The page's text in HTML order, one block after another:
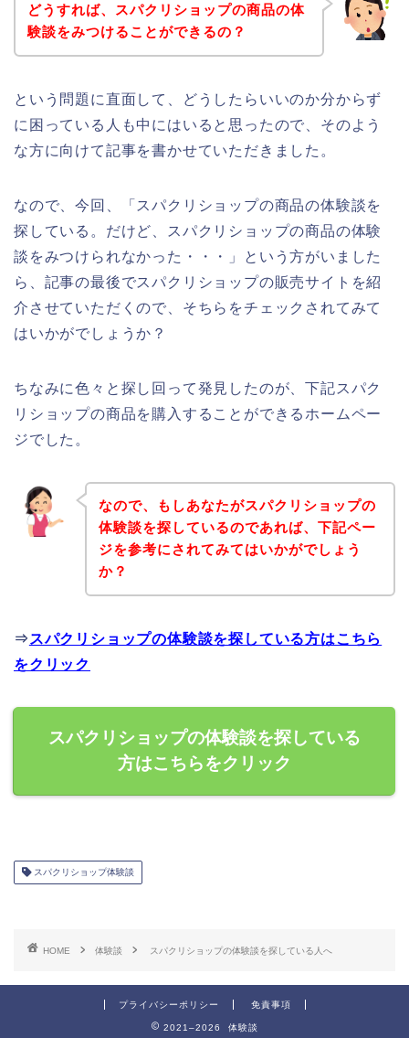
どうすれば、スパクリショップの商品の体
験談をみつけることができるの？
という問題に直面して、どうしたらいいのか分からず
に困っている人も中にはいると思ったので、そのよう
な方に向けて記事を書かせていただきました。
なので、今回、「スパクリショップの商品の体験談を
探している。だけど、スパクリショップの商品の体験
談をみつけられなかった・・・」という方がいました
ら、記事の最後でスパクリショップの販売サイトを紹
介させていただくので、そちらをチェックされてみて
はいかがでしょうか？
ちなみに色々と探し回って発見したのが、下記スパク
リショップの商品を購入することができるホームペー
ジでした。
なので、もしあなたがスパクリショップの
体験談を探しているのであれば、下記ペー
ジを参考にされてみてはいかがでしょう
か？
⇒ スパクリショップの体験談を探している方はこちら
をクリック
スパクリショップの体験談を探している
方はこちらをクリック
スパクリショップ体験談
HOME 体験談 スパクリショップの体験談を探している人へ
プライバシーポリシー 免責事項
2021–2026 体験談